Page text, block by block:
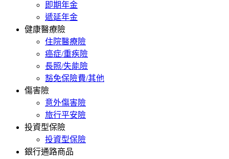
即期年金
遞延年金
健康醫療險
住院醫療險
癌症/重疾險
長照/失能險
豁免保險費/其他
傷害險
意外傷害險
旅行平安險
投資型保險
投資型保險
銀行通路商品